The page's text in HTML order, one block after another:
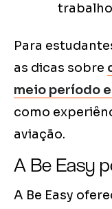
trabalho
Para
as dicas sobre
meio período
como
aviação.
A Be Easy
A Be Easy